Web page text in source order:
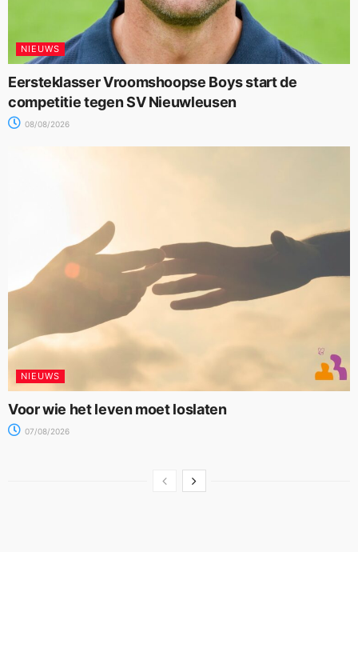
NIEUWS
Eersteklasser Vroomshoopse Boys start de
competitie tegen SV Nieuwleusen
08/08/2026
NIEUWS
Voor wie het leven moet loslaten
07/08/2026